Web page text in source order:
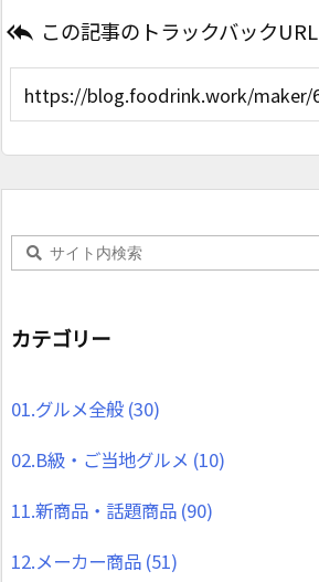
 この記事のトラックバックURL
カテゴリー
01.グルメ全般 (30)
02.B級・ご当地グルメ (10)
11.新商品・話題商品 (90)
12.メーカー商品 (51)